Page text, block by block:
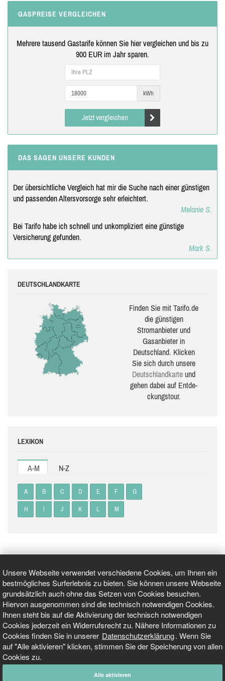
Unsere Webseite verwendet verschiedene Cookies, um Ihnen ein
bestmögliches Surferlebnis zu bieten. Sie können unsere Webseite
grundsätzlich auch ohne das Setzen von Cookies besuchen.
Hiervon ausgenommen sind die technisch notwendigen Cookies.
Ihnen steht bis auf die Aktivierung der technisch notwendigen
Cookies jederzeit ein Widerrufsrecht zu. Nähere Informationen zu
Cookies finden Sie in unserer Datenschutzerklärung. Wenn Sie
auf "Alle aktivieren" klicken, stimmen Sie der Speicherung von allen
Cookies zu.
Alle aktivieren
GASPREISE VERGLEICHEN
Mehrere tausend Gastarife können Sie hier vergleichen und bis zu
900 EUR im Jahr sparen.
kWh
Jetzt vergleichen
DAS SAGEN UNSERE KUNDEN
Der übersichtliche Vergleich hat mir die Suche nach einer günstigen
und passenden Altersvorsorge sehr erleichtert.
Melanie S.
Bei Tarifo habe ich schnell und unkompliziert eine günstige
Versicherung gefunden.
Mark S.
DEUTSCHLANDKARTE
Finden Sie mit Tarifo.de
die güns­ti­gen
Stromanbieter und
Gasanbieter in
Deutschland. Klicken
Sie sich durch unsere
Deutsch­land­karte und
gehen dabei auf Ent­de­
ckungs­tour.
LEXIKON
A-M N-Z
A B C D E F G
H I J K L M
GEPRÜFT UND ZERTIFIZIERT
AKTUELLE NACHRICHTEN
TARIFO.DE